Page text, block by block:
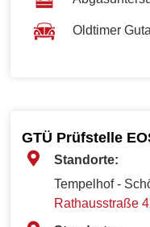
Oldtimer
GTÜ Prüfstelle
Standorte:
Tempelhof -
Rathausstraße